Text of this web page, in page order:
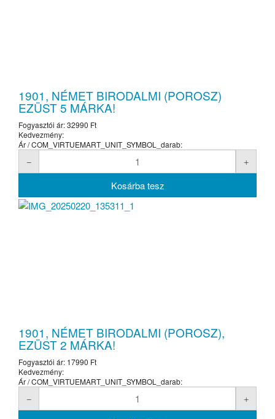
1901, NÉMET BIRODALMI (POROSZ)
EZÜST 5 MÁRKA!
Fogyasztói ár:32990 Ft
Kedvezmény:
Ár / COM_VIRTUEMART_UNIT_SYMBOL_darab:
1901, NÉMET BIRODALMI (POROSZ),
EZÜST 2 MÁRKA!
Fogyasztói ár: 17990 Ft
Kedvezmény:
Ár / COM_VIRTUEMART_UNIT_SYMBOL_darab: